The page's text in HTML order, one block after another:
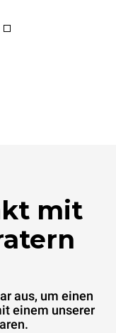
mit
aus, um einen
einem unserer